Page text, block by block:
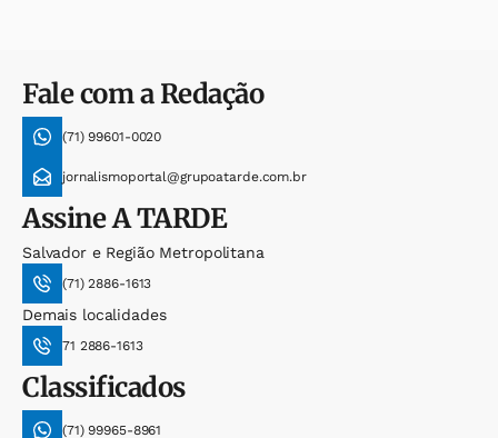
Fale com a Redação
(71) 99601-0020
jornalismoportal@grupoatarde.com.br
AssineA TARDE
Salvador e Região Metropolitana
(71) 2886-1613
Demais localidades
71 2886-1613
Classificados
(71) 99965-8961